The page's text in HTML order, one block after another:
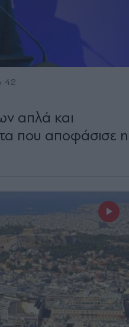
απλά και
που αποφάσισε η